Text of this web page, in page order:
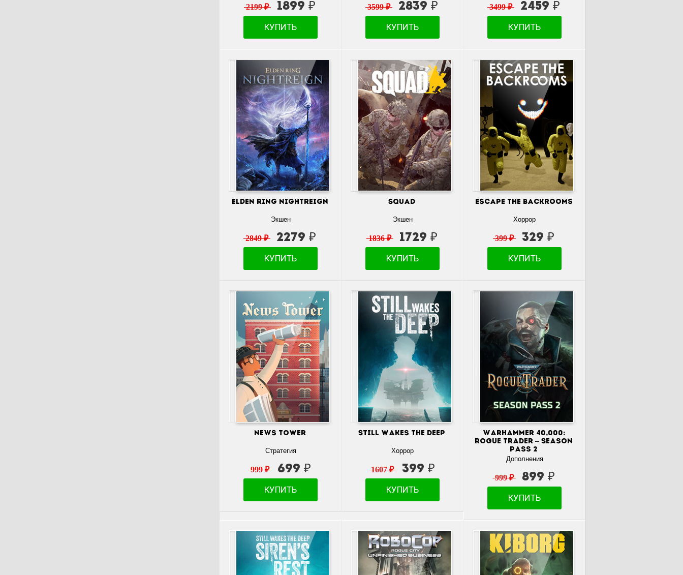
2199 ₽ 1899 ₽
КУПИТЬ
3599 ₽ 2839 ₽
КУПИТЬ
3499 ₽ 2459 ₽
КУПИТЬ
ELDEN RING NIGHTREIGN
Экшен
2849 ₽ 2279 ₽
КУПИТЬ
Squad
Экшен
1836 ₽ 1729 ₽
КУПИТЬ
Escape the Backrooms
Хоррор
399 ₽ 329 ₽
КУПИТЬ
News Tower
Стратегия
999 ₽ 699 ₽
КУПИТЬ
Still Wakes the Deep
Хоррор
1607 ₽ 399 ₽
КУПИТЬ
Warhammer 40,000:
Rogue Trader – Season
Pass 2
Дополнения
999 ₽ 899 ₽
КУПИТЬ